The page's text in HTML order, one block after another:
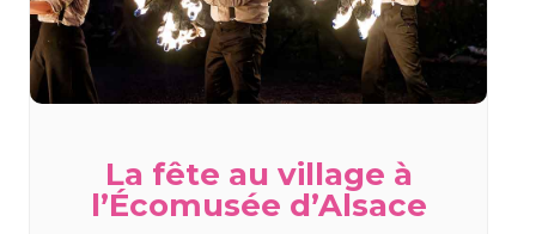
La fête au village à
l’Écomusée d’Alsace